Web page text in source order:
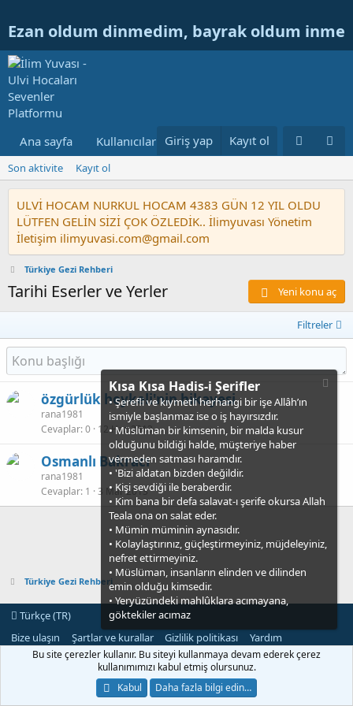
Ezan oldum dinmedim, bayrak oldum
Ana sayfa Kullanıcılar Ulvi Hocanın Konuları
Giriş yap Kayıt ol
Son aktivite Kayıt ol
ULVİ HOCAM NURKUL HOCAM 4383 GÜN 12 YIL OLDU
LÜTFEN GELİN SİZİ ÇOK ÖZLEDİK.. İlimyuvası Yönetim
İletişim ilimyuvasi.com@gmail.com
Türkiye Gezi Rehberi
Tarihi Eserler ve Yerler Yeni konu aç
Filtreler
özgürlük heykeli'nin hikayesi
rana1981
Cevaplar 0 12 Haz 2013
Osmanlı Bakracı
rana1981
Cevaplar 1 3 Mar 2013
Türkiye Gezi Rehberi
Türkçe (TR)
Bize ulaşın
Şartlar ve kurallar Gizlilik politikası
Yardım
Ana sayfa
R
Community platform by XenForo ® © 2010-2021 XenForo Ltd.
[XGT] Forum statistics system- XenGenTr
Kısa Kısa Hadis-i Şerifler
• Şerefli ve kıymetli herhangi bir işe Allâh’ın
ismiyle başlanmaz ise o iş hayırsızdır.
• Müslüman bir kimsenin, bir malda kusur
olduğunu bildiği halde, müşteriye haber
vermeden satması haramdır.
• 'Bizi aldatan bizden değildir.
• Kişi sevdiği ile beraberdir.
• Kim bana bir defa salavat-ı şerife okursa Allah
Teala ona on salat eder.
• Mümin müminin aynasıdır.
• Kolaylaştırınız, güçleştirmeyiniz, müjdeleyiniz,
nefret ettirmeyiniz.
• Müslüman, insanların elinden ve dilinden
emin olduğu kimsedir.
• Yeryüzündeki mahlûklara acımayana,
göktekiler acımaz
Bu site çerezler kullanır. Bu siteyi kullanmaya devam ederek çerez
kullanımımızı kabul etmiş olursunuz.
Kabul
Daha fazla bilgi edin…